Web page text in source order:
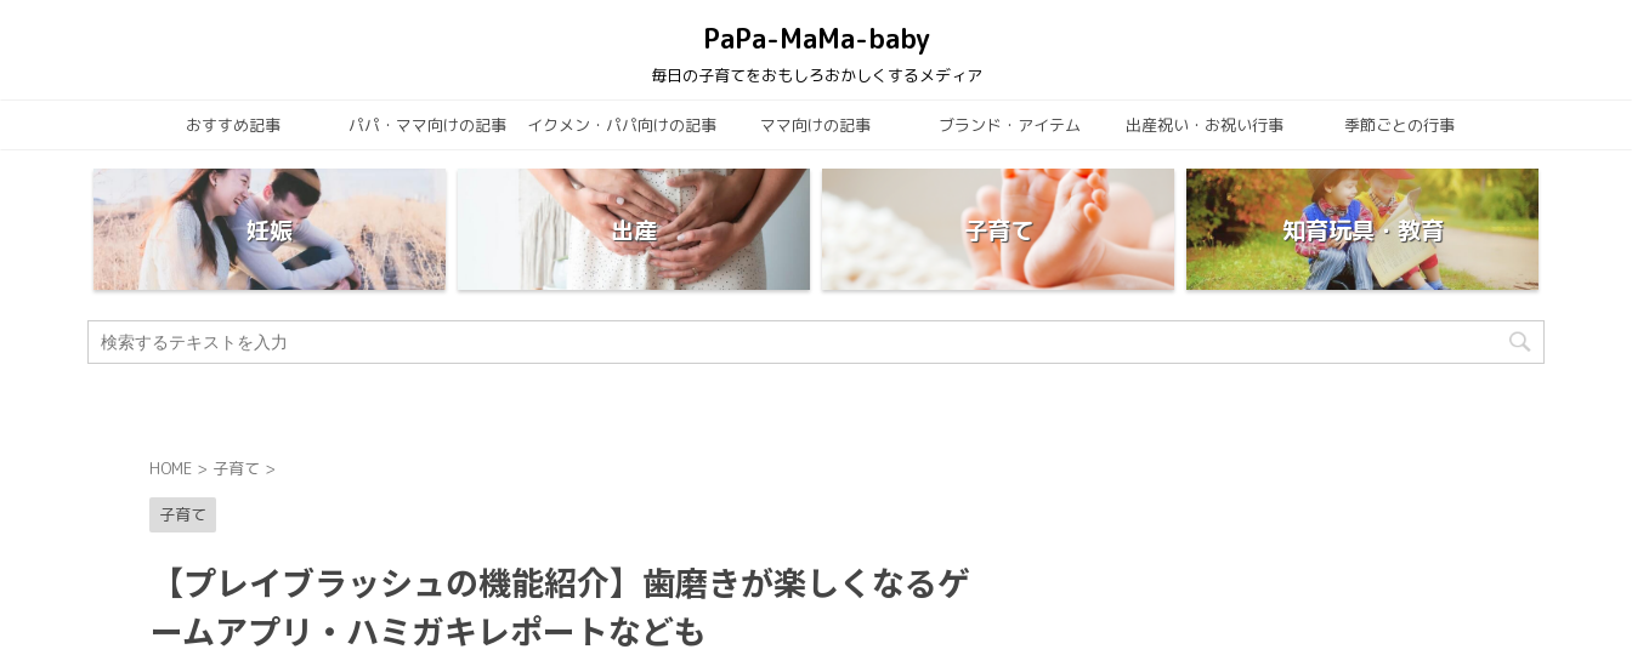
PaPa-MaMa-baby
毎日の子育てをおもしろおかしくするメディア
おすすめ記事 パパ・ママ向けの記事 イクメン・パパ向けの記事 ママ向けの記事 ブランド・アイテム 出産祝い・お祝い行事 季節ごとの行事
妊娠 出産 子育て 知育玩具・教育
HOME > 子育て >
子育て
【プレイブラッシュの機能紹介】歯磨きが楽しくなるゲ
ームアプリ・ハミガキレポートなども